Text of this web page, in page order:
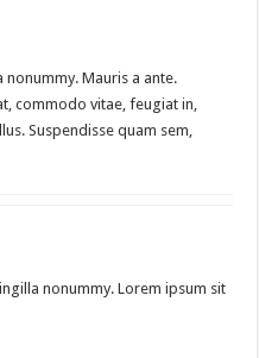
Mauris a ante.
commodo vitae, feugiat in,
Suspendisse quam sem,
nonummy. Lorem ipsum sit